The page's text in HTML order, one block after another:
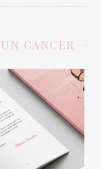
CANCER